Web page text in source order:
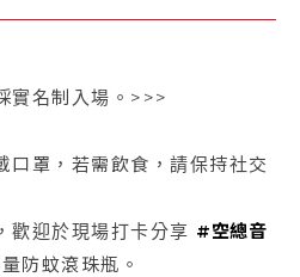
實名制入場。>>>
罩，若需飲食，請保持社交
迎於現場打卡分享 #空總音
防蚊滾珠瓶。